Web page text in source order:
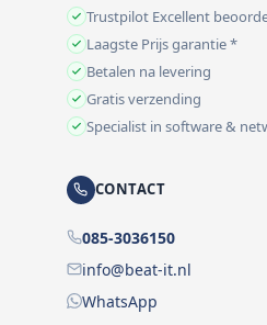
Trustpilot Excellent
Laagste Prijs garantie *
Betalen na levering
Gratis verzending
Specialist in software &
CONTACT
085-3036150
info@beat-it.nl
WhatsApp